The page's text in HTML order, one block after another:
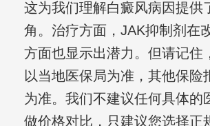
这为我们理解白癜风病因提供
角。治疗方面，JAK抑制剂在
方面也显示出潜力。但请记住
以当地医保局为准，其他保险
为准。我们不建议任何具体的
做价格对比，只建议您选择正